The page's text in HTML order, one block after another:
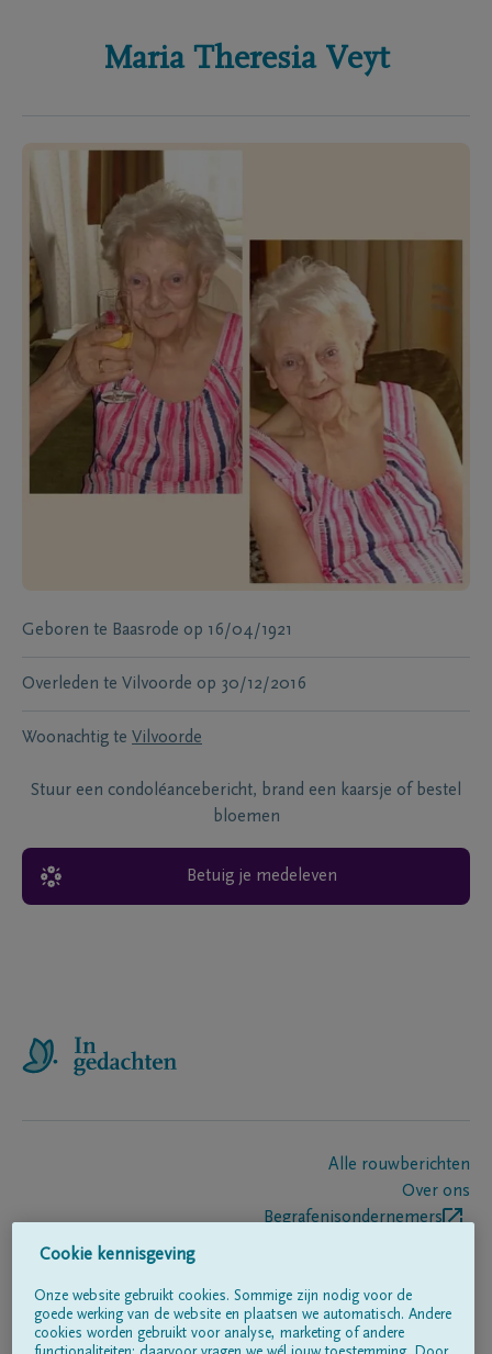
Maria Theresia Veyt
Geboren te Baasrode op 16/04/1921
Overleden te Vilvoorde op 30/12/2016
Woonachtig te Vilvoorde
Stuur een condoléancebericht, brand een kaarsje of bestel
bloemen
Betuig je medeleven
Alle rouwberichten
Over ons
Begrafenisondernemers
Volg ons op
Cookie kennisgeving
Onze website gebruikt cookies. Sommige zijn nodig voor de
goede werking van de website en plaatsen we automatisch. Andere
cookies worden gebruikt voor analyse, marketing of andere